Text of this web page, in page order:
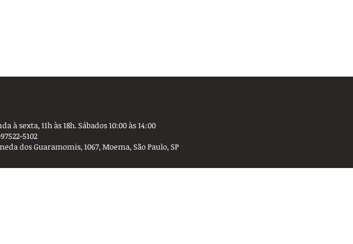
à sexta, 11h às 18h. Sábados 10:00 às 14:00
5102
dos Guaramomis, 1067, Moema, São Paulo, SP